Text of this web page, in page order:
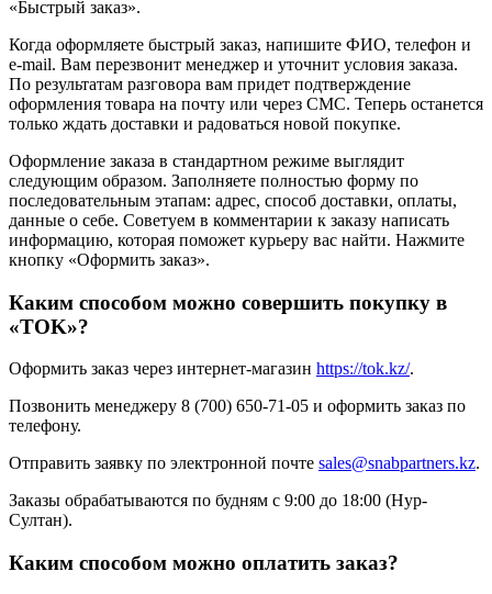
«Быстрый заказ».
Когда оформляете быстрый заказ, напишите ФИО, телефон и
e-mail. Вам перезвонит менеджер и уточнит условия заказа.
По результатам разговора вам придет подтверждение
оформления товара на почту или через СМС. Теперь останется
только ждать доставки и радоваться новой покупке.
Оформление заказа в стандартном режиме выглядит
следующим образом. Заполняете полностью форму по
последовательным этапам: адрес, способ доставки, оплаты,
данные о себе. Советуем в комментарии к заказу написать
информацию, которая поможет курьеру вас найти. Нажмите
кнопку «Оформить заказ».
Каким способом можно совершить покупку в
«TOK»?
Оформить заказ через интернет-магазин https://tok.kz/.
Позвонить менеджеру 8 (700) 650-71-05 и оформить заказ по
телефону.
Отправить заявку по электронной почте sales@snabpartners.kz.
Заказы обрабатываются по будням с 9:00 до 18:00 (Нур-
Султан).
Каким способом можно оплатить заказ?